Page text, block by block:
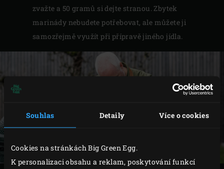
Souhlas Detaily Více o cookies
Cookies na stránkách Big Green Egg.
K personalizaci obsahu a reklam, poskytování funkcí
zvažte a 50 gramů si dejte stranou. Zbytek
marinády nebudete potřebovat, ale můžete ji
samozřejmě využít při přípravě jiného jídla.